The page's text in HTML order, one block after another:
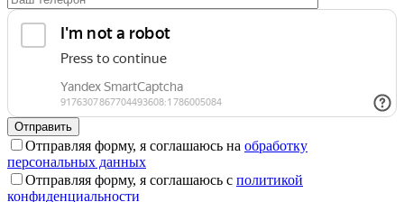
Отправляя форму, я соглашаюсь на обработку
персональных данных
Отправляя форму, я соглашаюсь с политикой
конфиденциальности